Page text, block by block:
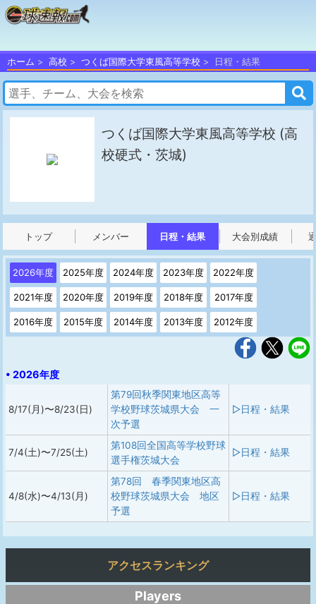
ホーム 高校 つくば国際大学東風高等学校 日程・結果
つくば国際大学東風高等学校 (高
校硬式・茨城)
トップ メンバー 日程・結果 大会別成績
2026年度 2025年度 2024年度 2023年度 2022年度
2021年度 2020年度 2019年度 2018年度 2017年度
2016年度 2015年度 2014年度 2013年度 2012年度
• 2026年度
8/17(月)〜8/23(日)
第79回秋季関東地区高等
学校野球茨城県大会 一
次予選
▷日程・結果
7/4(土)〜7/25(土)
第108回全国高等学校野球
選手権茨城大会
▷日程・結果
4/8(水)〜4/13(月)
第78回 春季関東地区高
校野球茨城県大会 地区
予選
▷日程・結果
アクセスランキング
Players